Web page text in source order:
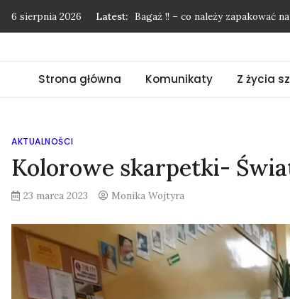
6 sierpnia 2026 Latest: Podziękowania nie mają końca…
Kolonie w Międzyzdrojach
Strona główna Komunikaty Z życia
AKTUALNOŚCI
Kolorowe skarpetki-
23 marca 2023 Monika Wojtyra